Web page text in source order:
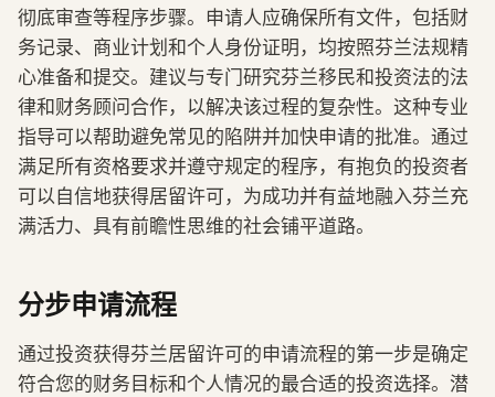
彻底审查等程序步骤。申请人应确保所有文件，包括财
务记录、商业计划和个人身份证明，均按照芬兰法规精
心准备和提交。建议与专门研究芬兰移民和投资法的法
律和财务顾问合作，以解决该过程的复杂性。这种专业
指导可以帮助避免常见的陷阱并加快申请的批准。通过
满足所有资格要求并遵守规定的程序，有抱负的投资者
可以自信地获得居留许可，为成功并有益地融入芬兰充
满活力、具有前瞻性思维的社会铺平道路。
分步申请流程
通过投资获得芬兰居留许可的申请流程的第一步是确定
符合您的财务目标和个人情况的最合适的投资选择。潜